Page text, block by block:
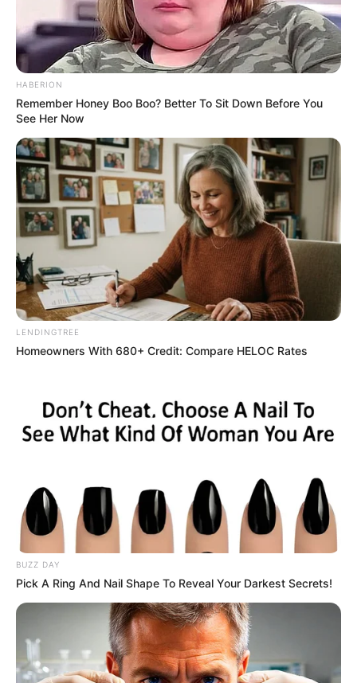
HABERION
Remember Honey Boo Boo? Better To Sit Down Before You
See Her Now
LENDINGTREE
Homeowners With 680+ Credit: Compare HELOC Rates
BUZZ DAY
Pick A Ring And Nail Shape To Reveal Your Darkest Secrets!